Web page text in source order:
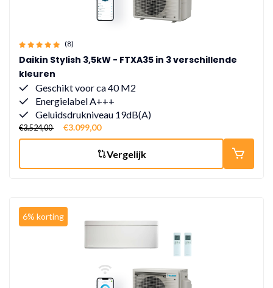
(8)
Daikin Stylish 3,5kW - FTXA35 in 3 verschillende
kleuren
Geschikt voor ca 40 M2
Energielabel A+++
Geluidsdrukniveau 19dB(A)
€3.524,00 €3.099,00
Vergelijk
6% korting